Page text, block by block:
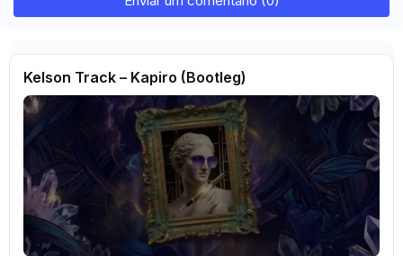
Kelson Track – Kapiro (Bootleg)